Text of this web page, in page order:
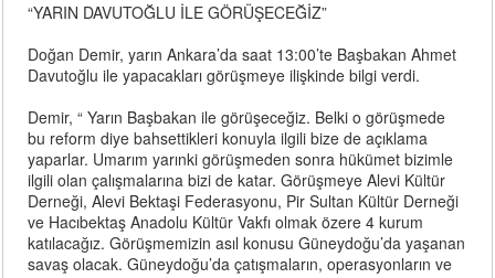
“YARIN DAVUTOĞLU İLE GÖRÜŞECEĞİZ”
Doğan Demir, yarın Ankara’da saat 13:00’te Başbakan Ahmet
Davutoğlu ile yapacakları görüşmeye ilişkinde bilgi verdi.
Demir, “ Yarın Başbakan ile görüşeceğiz. Belki o görüşmede
bu reform diye bahsettikleri konuyla ilgili bize de açıklama
yaparlar. Umarım yarınki görüşmeden sonra hükümet bizimle
ilgili olan çalışmalarına bizi de katar. Görüşmeye Alevi Kültür
Derneği, Alevi Bektaşi Federasyonu, Pir Sultan Kültür Derneği
ve Hacıbektaş Anadolu Kültür Vakfı olmak özere 4 kurum
katılacağız. Görüşmemizin asıl konusu Güneydoğu’da yaşanan
savaş olacak. Güneydoğu’da çatışmaların, operasyonların ve